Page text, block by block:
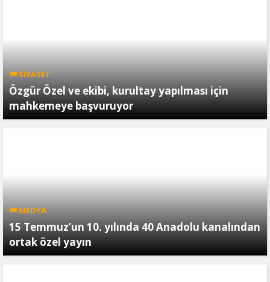
SİYASET
Özgür Özel ve ekibi, kurultay yapılması için
mahkemeye başvuruyor
MEDYA
15 Temmuz’un 10. yılında 40 Anadolu kanalından
ortak özel yayın